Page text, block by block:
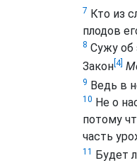
7 Кто из
плодов
8 Сужу об
Закон [4]
9 Ведь в
10 Не о
потому
часть
11 Будет